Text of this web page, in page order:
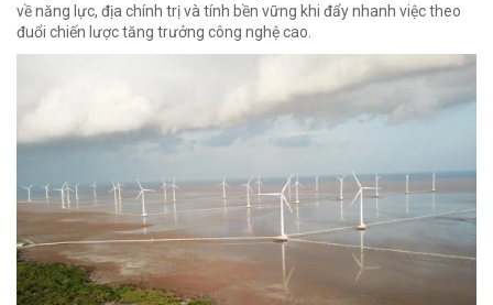
về năng lực, địa chính trị và tính bền vững khi đẩy nhanh việc theo
đuổi chiến lược tăng trưởng công nghệ cao.